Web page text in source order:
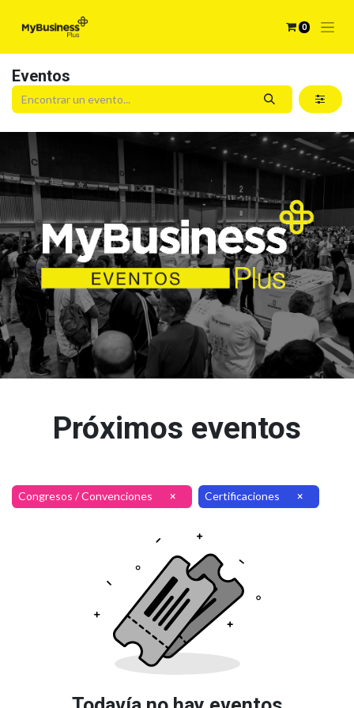
0
Eventos
Próximos eventos
Congresos / Convenciones × Certificaciones ×